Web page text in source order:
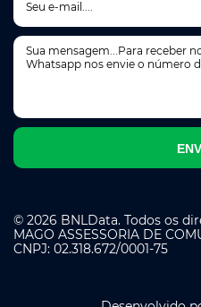
© 2026 BNLData. Todos os
MAGO ASSESSORIA DE
CNPJ: 02.318.672/0001-75